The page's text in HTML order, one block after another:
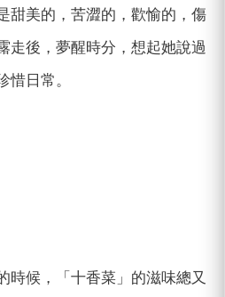
甜美的，苦澀的，歡愉的，傷
走後，夢醒時分，想起她說過
惜日常。
時候，「十香菜」的滋味總又